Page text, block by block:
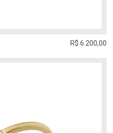
R$ 6.200,00